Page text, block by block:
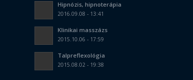
Hipnózis, hipnoterápia
2016.09.08 - 13:41
Klinikai masszázs
2015.10.06 - 17:59
Talpreflexológia
2015.08.02 - 19:38